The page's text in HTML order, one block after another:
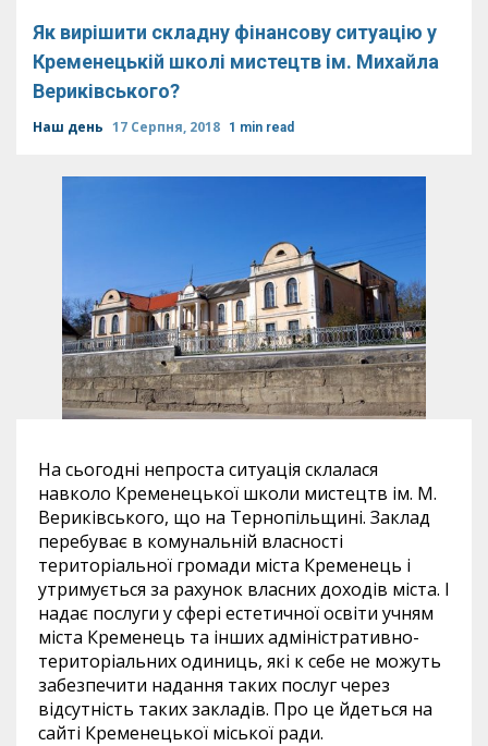
Як вирішити складну фінансову ситуацію у
Кременецькій школі мистецтв ім. Михайла
Вериківського?
Наш день 17 Серпня, 2018 1 min read
На сьогодні непроста ситуація склалася
навколо Кременецької школи мистецтв ім. М.
Вериківського, що на Тернопільщині. Заклад
перебуває в комунальній власності
територіальної громади міста Кременець і
утримується за рахунок власних доходів міста. І
надає послуги у сфері естетичної освіти учням
міста Кременець та інших адміністративно-
територіальних одиниць, які к себе не можуть
забезпечити надання таких послуг через
відсутність таких закладів. Про це йдеться на
сайті Кременецької міської ради.